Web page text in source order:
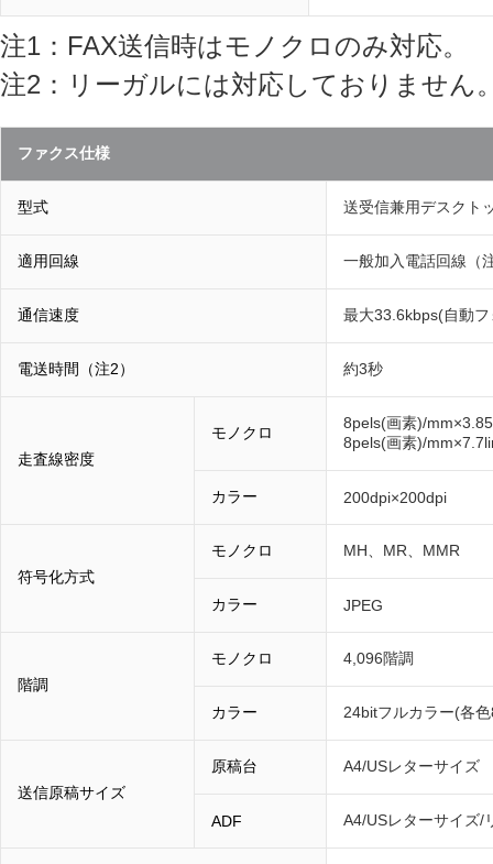
注1：FAX送信時はモノクロのみ対応。
注2：リーガルには対応しておりません
ファクス仕様
型式 送受信兼用デスクト
適用回線 一般加入電話回線（
通信速度 最大33.6kbps(自動
電送時間（注2） 約3秒
走査線密度
モノクロ
8pels(画素)/
8pels(画素)/
カラー 200dpi×200dpi
符号化方式
モノクロ MH、MR、MMR
カラー JPEG
階調
モノクロ 4,096階調
カラー 24bitフルカラー(各
送信原稿サイズ
原稿台 A4/USレターサイズ
ADF A4/USレターサイズ/